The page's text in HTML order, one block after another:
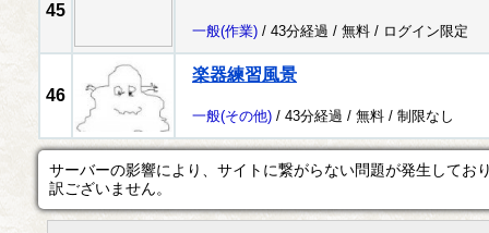
45
一般(作業) / 43分経過 / 無料 / ログイン限定
46
楽器練習風景
一般(その他) / 43分経過 / 無料 / 制限なし
サーバーの影響により、サイトに繋がらない問題が発生してお
訳ございません。